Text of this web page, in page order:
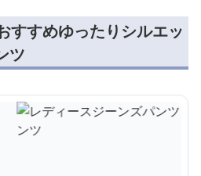
すすめゆったりシルエッ
ツ